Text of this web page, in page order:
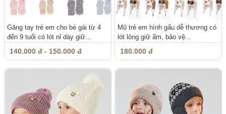
Găng tay trẻ em cho bé gái từ 4
đến 9 tuổi có lót nỉ dày giữ...
140.000 đ - 150.000 đ
Mũ trẻ em hình gấu dễ thương có
lót lông giữ ấm, bảo vệ...
180.000 đ